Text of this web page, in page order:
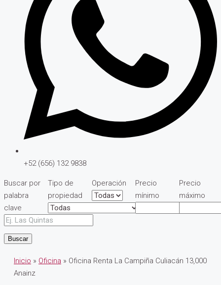
+52 (656) 132 9838
Buscar por
palabra
clave
Tipo de
propiedad
Operación
Precio
mínimo
Precio
máximo
Buscar
Inicio » Oficina » Oficina Renta La Campiña Culiacán 13,000
Anainz